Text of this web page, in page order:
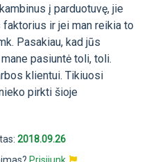
į parduotuvę, jie
ir jei man reikia to
Pasakiau, kad jūs
pasiuntė toli, toli.
klientui. Tikiuosi
pirkti šioje
2018.09.26